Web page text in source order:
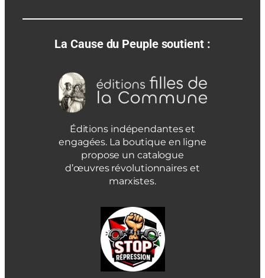
La Cause du Peuple soutient :
Éditions indépendantes et
engagées. La boutique en ligne
propose un catalogue
d’œuvres révolutionnaires et
marxistes.